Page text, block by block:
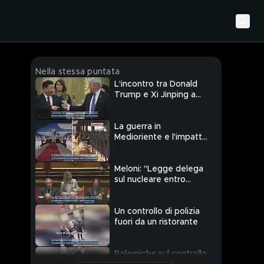
Nella stessa puntata
L'incontro tra Donald
Trump e Xi Jinping a
La guerra in
Medioriente e l'impatto
Meloni: "Legge delega
sul nucleare entro
Un controllo di polizia
fuori da un ristorante
Polemiche sul controllo